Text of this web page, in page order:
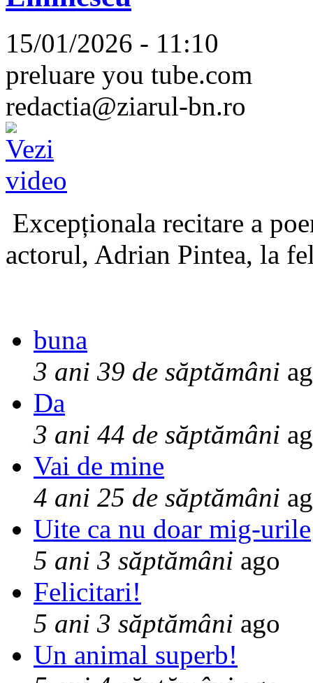
15/01/2026 - 11:10
preluare you tube.com
redactia@ziarul-bn.ro
Excepționala recitare a
actorul, Adrian Pintea, la
buna
3 ani 39 de săptămâni
Da
3 ani 44 de săptămâni
Vai de mine
4 ani 25 de săptămâni
Uite ca nu doar mig-urile
5 ani 3 săptămâni ago
Felicitari!
5 ani 3 săptămâni ago
Un animal superb!